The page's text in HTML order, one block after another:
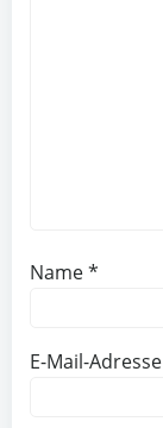
Name*
E-Mail-Adresse